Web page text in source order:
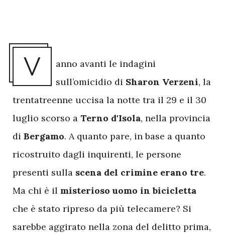
V
anno avanti le indagini
sull’omicidio di Sharon Verzeni, la
trentatreenne uccisa la notte tra il 29 e il 30
luglio scorso a Terno d'Isola, nella provincia
di Bergamo. A quanto pare, in base a quanto
ricostruito dagli inquirenti, le persone
presenti sulla scena del crimine erano tre.
Ma chi è il misterioso uomo in bicicletta
che è stato ripreso da più telecamere? Si
sarebbe aggirato nella zona del delitto prima,